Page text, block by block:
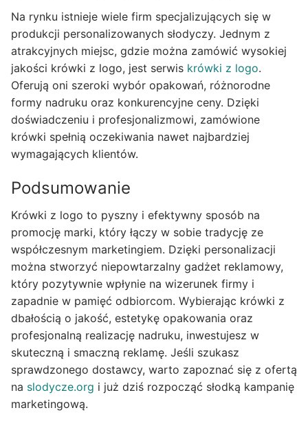
Na rynku istnieje wiele firm specjalizujących się w
produkcji personalizowanych słodyczy. Jednym z
atrakcyjnych miejsc, gdzie można zamówić wysokiej
jakości krówki z logo, jest serwis krówki z logo.
Oferują oni szeroki wybór opakowań, różnorodne
formy nadruku oraz konkurencyjne ceny. Dzięki
doświadczeniu i profesjonalizmowi, zamówione
krówki spełnią oczekiwania nawet najbardziej
wymagających klientów.
Podsumowanie
Krówki z logo to pyszny i efektywny sposób na
promocję marki, który łączy w sobie tradycję ze
współczesnym marketingiem. Dzięki personalizacji
można stworzyć niepowtarzalny gadżet reklamowy,
który pozytywnie wpłynie na wizerunek firmy i
zapadnie w pamięć odbiorcom. Wybierając krówki z
dbałością o jakość, estetykę opakowania oraz
profesjonalną realizację nadruku, inwestujesz w
skuteczną i smaczną reklamę. Jeśli szukasz
sprawdzonego dostawcy, warto zapoznać się z ofertą
na slodycze.org i już dziś rozpocząć słodką kampanię
marketingową.